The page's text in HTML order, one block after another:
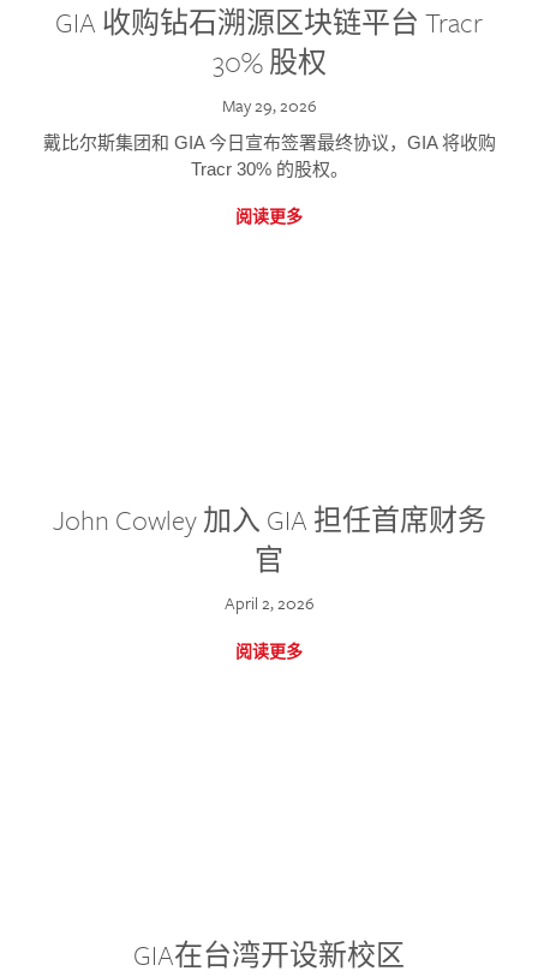
GIA 收购钻石溯源区块链平台 Tracr
30% 股权
May 29, 2026
戴比尔斯集团和 GIA 今日宣布签署最终协议，GIA 将收购
Tracr 30% 的股权。
阅读更多
John Cowley 加入 GIA 担任首席财务
官
April 2, 2026
阅读更多
GIA在台湾开设新校区